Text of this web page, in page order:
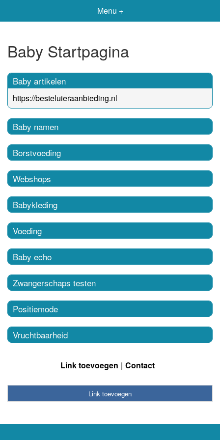
Menu +
Baby Startpagina
Baby artikelen
https://besteluieraanbieding.nl
Baby namen
Borstvoeding
Webshops
Babykleding
Voeding
Baby echo
Zwangerschaps testen
Positiemode
Vruchtbaarheid
Link toevoegen Contact
Link toevoegen